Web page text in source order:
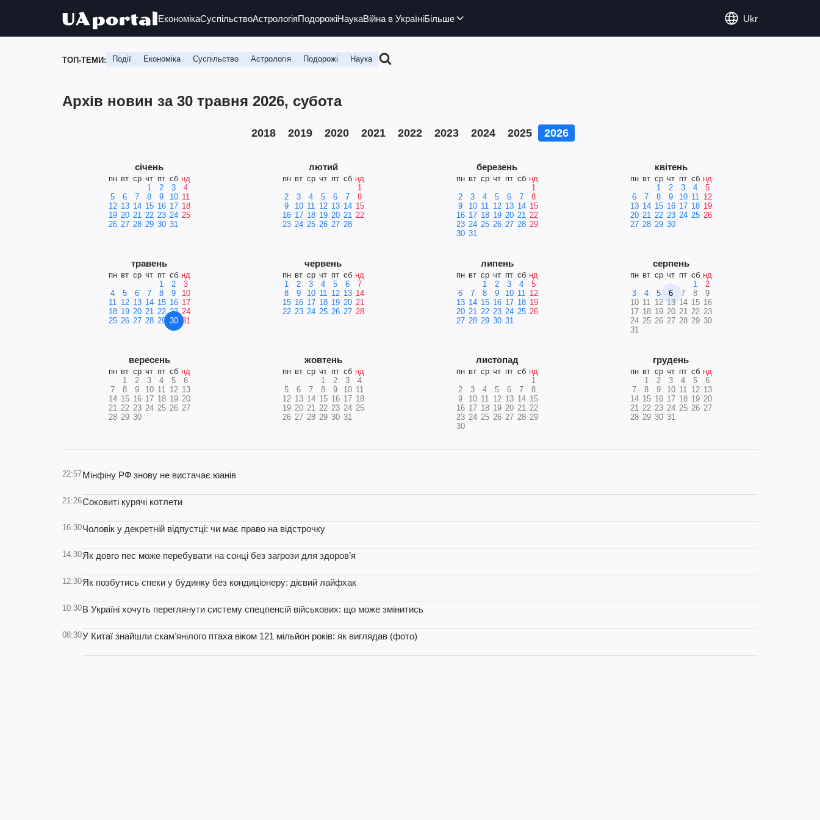
ЕкономікаСуспільствоАстрологіяПодорожіНаукаВійна в УкраїніБільше Ukr
ТОП-ТЕМИ: Події Економіка Суспільство Астрологія Подорожі Наука
Архів новин за 30 травня 2026, субота
2018 2019 2020 2021 2022 2023 2024 2025 2026
січень
пн вт ср чт пт сб нд
1
2 3
4
5
6 7 8 9 10 11
12 13 14 15 16 17 18
19 20 21 22 23 24 25
26 27 28 29 30 31
лютий
пн вт ср чт пт сб нд
1
2
3 4 5 6 7
8
9
10 11 12 13 14 15
16 17 18 19 20 21 22
23 24 25 26 27 28
березень
пн вт ср чт пт сб нд
1
2
3 4 5 6 7
8
9
10 11 12 13 14 15
16 17 18 19 20 21 22
23 24 25 26 27 28 29
30 31
квітень
пн вт ср чт пт сб нд
1
2 3 4
5
6
7 8 9 10 11 12
13 14 15 16 17 18 19
20 21 22 23 24 25 26
27 28 29 30
травень
пн вт ср чт пт сб нд
1
2
3
4
5 6 7 8 9
10
11 12 13 14 15 16 17
18 19 20 21 22 23 24
25 26 27 28 29 30 31
червень
пн вт ср чт пт сб нд
1
2 3 4 5 6
7
8
9 10 11 12 13 14
15 16 17 18 19 20 21
22 23 24 25 26 27 28
липень
пн вт ср чт пт сб нд
1
2 3 4
5
6
7 8 9 10 11 12
13 14 15 16 17 18 19
20 21 22 23 24 25 26
27 28 29 30 31
серпень
пн вт ср чт пт сб нд
1
2
3
4 5 6 7 8
9
10 11 12 13 14 15 16
17 18 19 20 21 22 23
24 25 26 27 28 29 30
31
вересень
пн вт ср чт пт сб нд
1
2 3 4 5
6
7
8 9 10 11 12 13
14 15 16 17 18 19 20
21 22 23 24 25 26 27
28 29 30
жовтень
пн вт ср чт пт сб нд
1
2 3
4
5
6 7 8 9 10 11
12 13 14 15 16 17 18
19 20 21 22 23 24 25
26 27 28 29 30 31
листопад
пн вт ср чт пт сб нд
1
2
3 4 5 6 7
8
9
10 11 12 13 14 15
16 17 18 19 20 21 22
23 24 25 26 27 28 29
30
грудень
пн вт ср чт пт сб нд
1
2 3 4 5
6
7
8 9 10 11 12 13
14 15 16 17 18 19 20
21 22 23 24 25 26 27
28 29 30 31
22:57Мінфіну РФ знову не вистачає юанів
21:26Соковиті курячі котлети
16:30Чоловік у декретній відпустці: чи має право на відстрочку
14:30Як довго пес може перебувати на сонці без загрози для здоров’я
12:30Як позбутись спеки у будинку без кондиціонеру: дієвий лайфхак
10:30В Україні хочуть переглянути систему спецпенсій військових: що може змінитись
08:30У Китаї знайшли скамʼянілого птаха віком 121 мільйон років: як виглядав (фото)